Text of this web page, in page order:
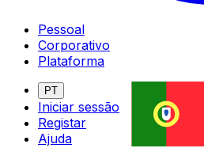
Pessoal
Corporativo
Plataforma
PT
Iniciar sessão
Registar
Ajuda